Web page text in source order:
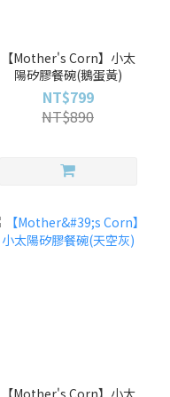
【Mother's Corn】小太
陽矽膠餐碗(鵝蛋黃)
NT$799
NT$890
【Mother's Corn】小太